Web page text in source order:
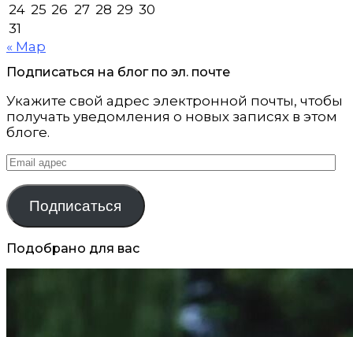
24 25 26 27 28 29 30
31
« Мар
Подписаться на блог по эл. почте
Укажите свой адрес электронной почты, чтобы
получать уведомления о новых записях в этом
блоге.
Email
адрес
Подписаться
Подобрано для вас